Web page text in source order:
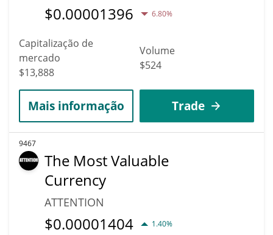
$0.00001396 6.80%
Capitalização de
mercado
$13,888
Volume
$524
Mais informação Trade
9467
The Most Valuable
Currency
ATTENTION
$0.00001404 1.40%